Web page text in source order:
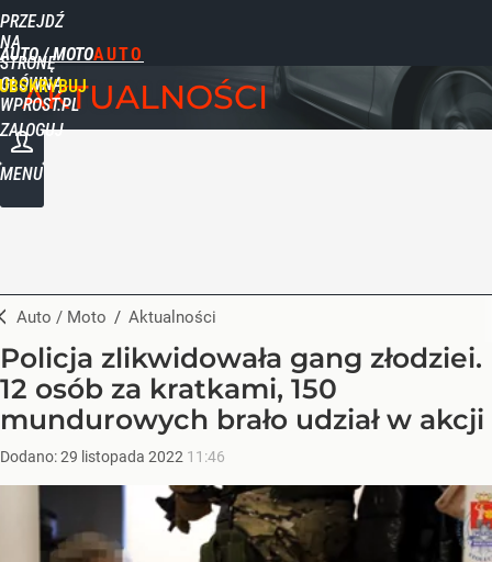
PRZEJDŹ
NA
STRONĘ
GŁÓWNĄ
WPROST.PL
AUTO / MOTO
ZALOGUJ
MENU
AKTUALNOŚCI
Auto / Moto / Aktualności
Policja zlikwidowała gang złodziei.
12 osób za kratkami, 150
mundurowych brało udział w akcji
Dodano:29 listopada 2022 11:46